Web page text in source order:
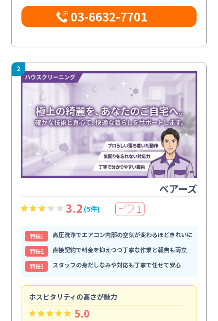
03-6632-7701
2
ベアーズ
3.2 (5件) ＋ 1
特⻑1
高圧洗浄でエアコン内部の空気が変わるほどきれいに
特⻑2
直接契約で料金を抑えつつ丁寧な作業と報告も両立
特⻑3
スタッフの身だしなみや対応も丁寧で任せて安心
ホスピタリティの高さが魅力
5.0